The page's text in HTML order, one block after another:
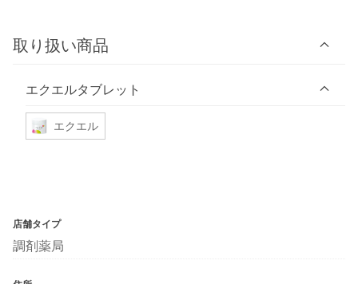
取り扱い商品
エクエルタブレット
エクエル
店舗タイプ
調剤薬局